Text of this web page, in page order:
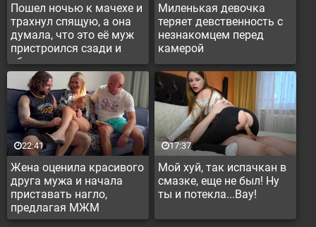
Пошел ночью к мачехе и
трахнул спящую, а она
думала, что это её муж
пристроился сзади и
ебет
Миленькая девочка
теряет девственность с
незнакомцем перед
камерой
Жена оценила красивого
друга мужа и начала
приставать нагло,
предлагая МЖМ
22:41
Мой хуй, так испачкан в
смазке, еще не был! Ну
ты и потекла...Вау!
17:37